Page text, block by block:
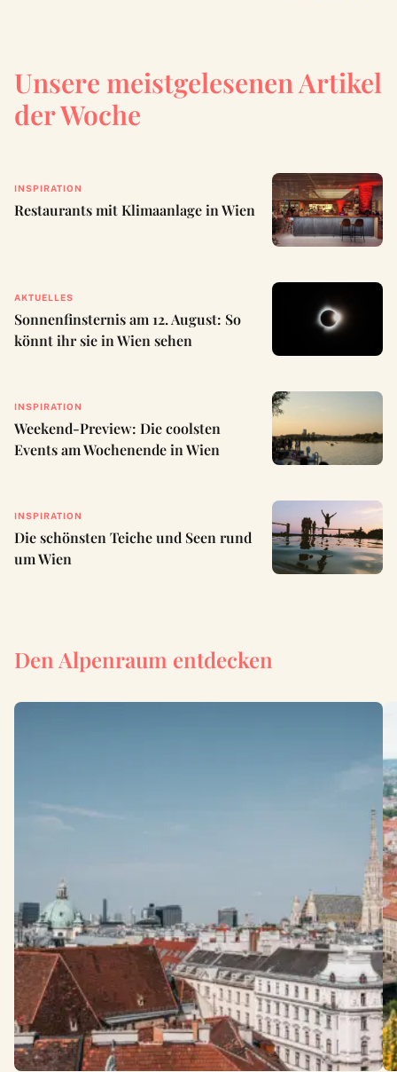
Unsere meistgelesenen Artikel
der Woche
INSPIRATION
Restaurants mit Klimaanlage in Wien
AKTUELLES
Sonnenfinsternis am 12. August: So
könnt ihr sie in Wien sehen
INSPIRATION
Weekend-Preview: Die coolsten
Events am Wochenende in Wien
INSPIRATION
Die schönsten Teiche und Seen rund
um Wien
Den Alpenraum entdecken